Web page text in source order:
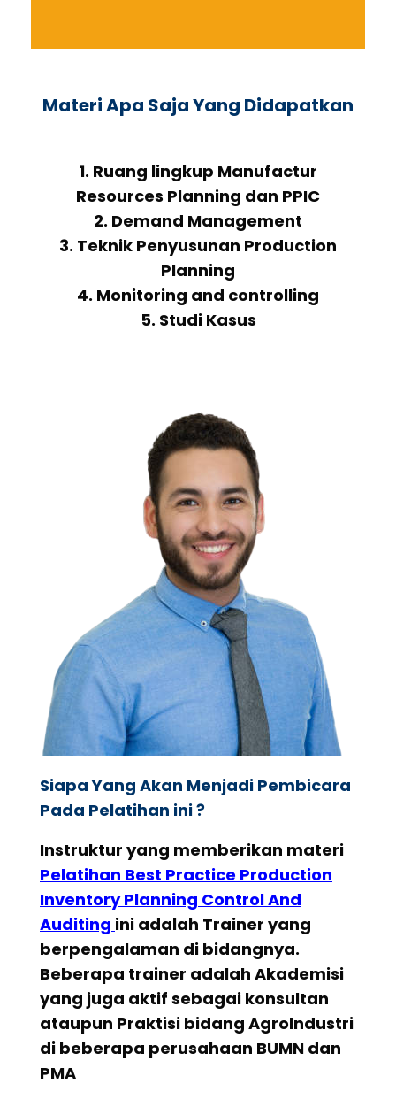
Materi Apa Saja Yang Didapatkan
1. Ruang lingkup Manufactur
Resources Planning dan PPIC
2. Demand Management
3. Teknik Penyusunan Production
Planning
4. Monitoring and controlling
5. Studi Kasus
Siapa Yang Akan Menjadi Pembicara
Pada Pelatihan ini ?
Instruktur yang memberikan materi
Pelatihan Best Practice Production
Inventory Planning Control And
Auditing ini adalah Trainer yang
berpengalaman di bidangnya.
Beberapa trainer adalah Akademisi
yang juga aktif sebagai konsultan
ataupun Praktisi bidang AgroIndustri
di beberapa perusahaan BUMN dan
PMA